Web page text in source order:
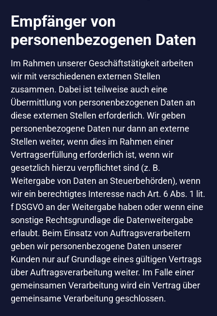
Empfänger von
personenbezogenen Daten
Im Rahmen unserer Geschäftstätigkeit arbeiten
wir mit verschiedenen externen Stellen
zusammen. Dabei ist teilweise auch eine
Übermittlung von personenbezogenen Daten an
diese externen Stellen erforderlich. Wir geben
personenbezogene Daten nur dann an externe
Stellen weiter, wenn dies im Rahmen einer
Vertragserfüllung erforderlich ist, wenn wir
gesetzlich hierzu verpflichtet sind (z. B.
Weitergabe von Daten an Steuerbehörden), wenn
wir ein berechtigtes Interesse nach Art. 6 Abs. 1 lit.
f DSGVO an der Weitergabe haben oder wenn eine
sonstige Rechtsgrundlage die Datenweitergabe
erlaubt. Beim Einsatz von Auftragsverarbeitern
geben wir personenbezogene Daten unserer
Kunden nur auf Grundlage eines gültigen Vertrags
über Auftragsverarbeitung weiter. Im Falle einer
gemeinsamen Verarbeitung wird ein Vertrag über
gemeinsame Verarbeitung geschlossen.